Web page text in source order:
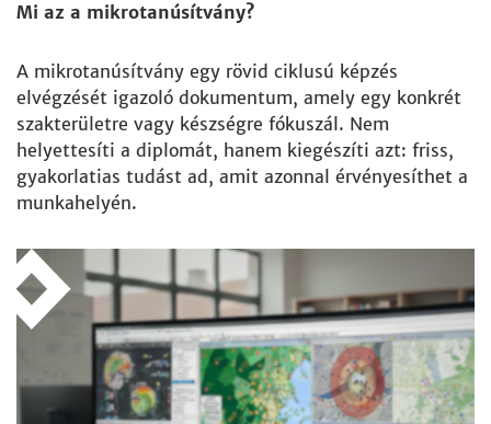
Mi az a mikrotanúsítvány?
A mikrotanúsítvány egy rövid ciklusú képzés
elvégzését igazoló dokumentum, amely egy konkrét
szakterületre vagy készségre fókuszál. Nem
helyettesíti a diplomát, hanem kiegészíti azt: friss,
gyakorlatias tudást ad, amit azonnal érvényesíthet a
munkahelyén.